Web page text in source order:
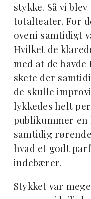
stykke. Så vi
totalteater. For
oveni samtidigt
Hvilket de
med at de
skete der
de skulle
lykkedes helt
publikummer
samtidig
hvad et godt
indebærer.
Stykket var